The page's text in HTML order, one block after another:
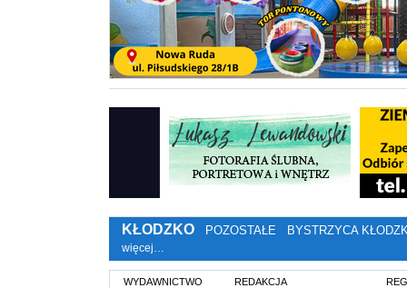
KŁODZKO POZOSTAŁE BYSTRZYCA
więcej…
WYDAWNICTWO
REDAKCJA